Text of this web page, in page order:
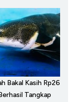
Bakal Kasih Rp26
Tangkap